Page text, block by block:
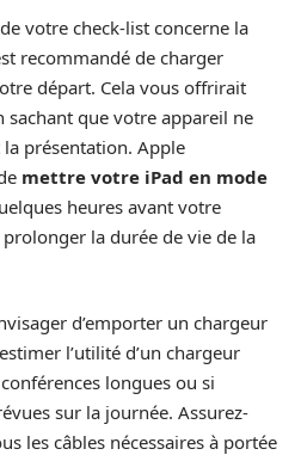
votre check-list concerne la
recommandé de charger
départ. Cela vous offrirait
sachant que votre appareil ne
présentation. Apple
mettre votre iPad en mode
heures avant votre
la durée de vie de la
d’emporter un chargeur
l’utilité d’un chargeur
longues ou si
sur la journée. Assurez-
les câbles nécessaires à portée